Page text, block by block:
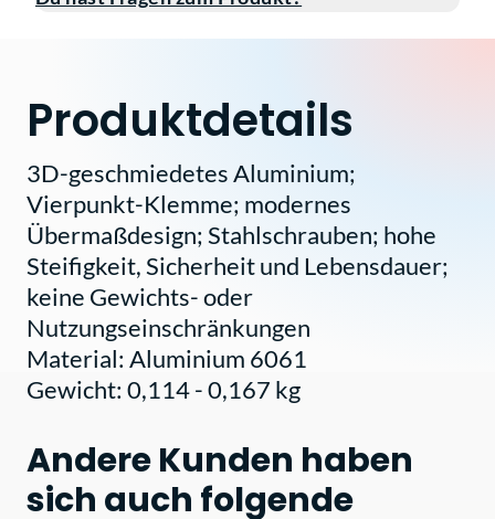
Produktdetails
3D-geschmiedetes Aluminium;
Vierpunkt-Klemme; modernes
Übermaßdesign; Stahlschrauben; hohe
Steifigkeit, Sicherheit und Lebensdauer;
keine Gewichts- oder
Nutzungseinschränkungen
Material: Aluminium 6061
Gewicht: 0,114 - 0,167 kg
Andere Kunden haben
sich auch folgende